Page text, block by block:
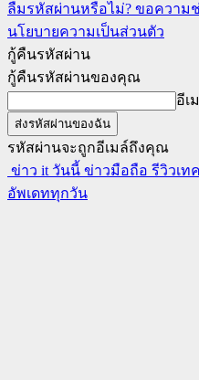
ลืมรหัสผ่านหรือไม่? ขอความ
นโยบายความเป็นส่วนตัว
กู้คืนรหัสผ่าน
กู้คืนรหัสผ่านของคุณ
อีเ
รหัสผ่านจะถูกอีเมล์ถึงคุณ
ข่าว it วันนี้ ข่าวมือถือ รีวิวเ
อัพเดททุกวัน